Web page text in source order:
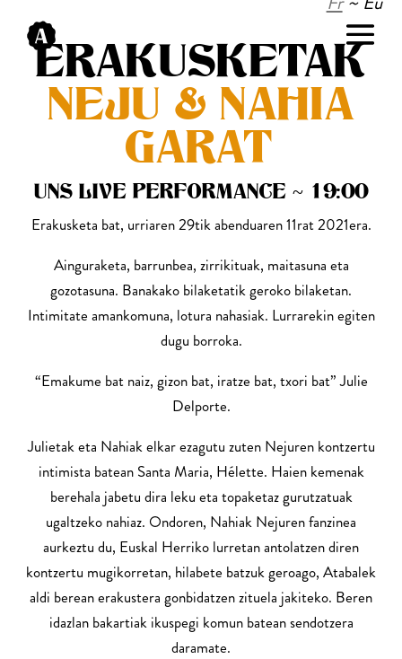
ERAKUSKETAK
NEJU & NAHIA
GARAT
UNS LIVE PERFORMANCE ~ 19:00
Erakusketa bat, urriaren 29tik abenduaren 11rat 2021era.
Ainguraketa, barrunbea, zirrikituak, maitasuna eta
gozotasuna. Banakako bilaketatik geroko bilaketan.
Intimitate amankomuna, lotura nahasiak. Lurrarekin egiten
dugu borroka.
“Emakume bat naiz, gizon bat, iratze bat, txori bat” Julie
Delporte.
Julietak eta Nahiak elkar ezagutu zuten Nejuren kontzertu
intimista batean Santa Maria, Hélette. Haien kemenak
berehala jabetu dira leku eta topaketaz gurutzatuak
ugaltzeko nahiaz. Ondoren, Nahiak Nejuren fanzinea
aurkeztu du, Euskal Herriko lurretan antolatzen diren
kontzertu mugikorretan, hilabete batzuk geroago, Atabalek
aldi berean erakustera gonbidatzen zituela jakiteko. Beren
idazlan bakartiak ikuspegi komun batean sendotzera
daramate.